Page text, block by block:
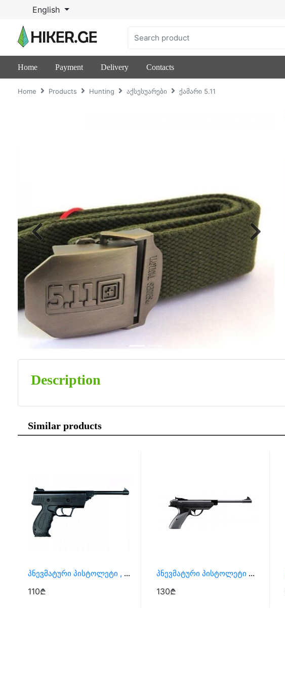
English
Home Payment Delivery Contacts
Home Products Hunting აქსესუარები ქამარი 5.11
Previous Next
Description
Similar products
Პნევმატური Პისტოლეტი , Ტირის Პისტოლეტი
110₾
Პნევმატური Პისტოლეტი Snowpeak SP500 , Ტირის Პისტოლეტი
130₾